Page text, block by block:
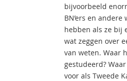
bijvoorbeeld
BN’ers en
hebben als ze bij
wat zeggen over
van weten. Waar
gestudeerd?
voor als Tweede